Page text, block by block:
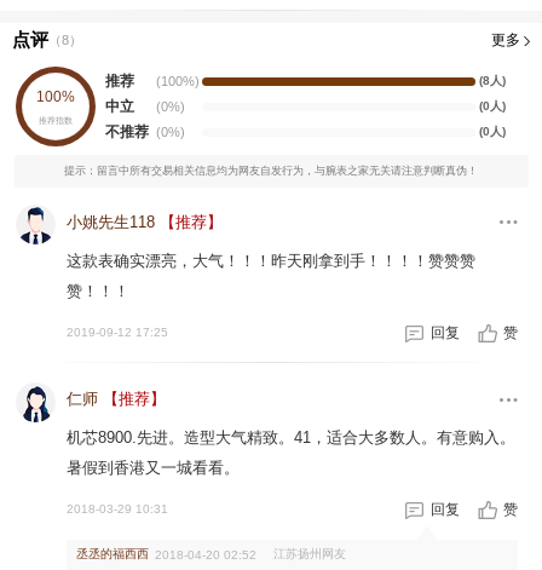
点评（8） 更多
100%
推荐指数
推荐 (100%) (8人)
中立 (0%) (0人)
不推荐 (0%) (0人)
提示：留言中所有交易相关信息均为网友自发行为，与腕表之家无关请注意判断真伪！
小姚先生118 【推荐】
这款表确实漂亮，大气！！！昨天刚拿到手！！！！赞赞赞
赞！！！
2019-09-12 17:25 回复 赞
仁师 【推荐】
机芯8900.先进。造型大气精致。41，适合大多数人。有意购入。
暑假到香港又一城看看。
2018-03-29 10:31 回复 赞
丞丞的福西西 2018-04-20 02:52 江苏扬州网友